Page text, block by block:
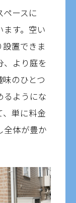
ースに
す。空い
置できま
、より庭を
のひとつ
るようにな
、単に料金
全体が豊か